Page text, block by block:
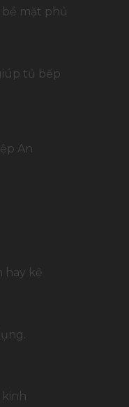
bề mặt phủ
tủ bếp
An
hay kệ
kinh